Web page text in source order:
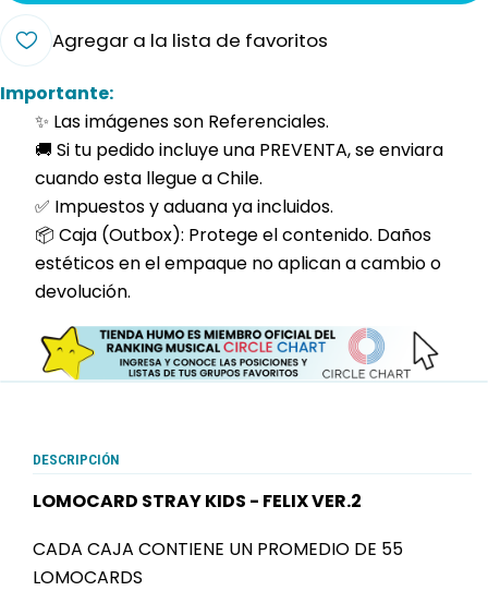
Agregar a la lista de favoritos
Importante:
✨ Las imágenes son Referenciales.
🚚 Si tu pedido incluye una PREVENTA, se enviara
cuando esta llegue a Chile.
✅ Impuestos y aduana ya incluidos.
📦 Caja (Outbox): Protege el contenido. Daños
estéticos en el empaque no aplican a cambio o
devolución.
DESCRIPCIÓN
LOMOCARD STRAY KIDS - FELIX VER.2
CADA CAJA CONTIENE UN PROMEDIO DE 55
LOMOCARDS